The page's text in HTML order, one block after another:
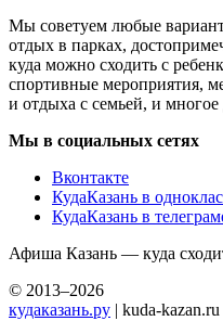
Мы советуем любые
отдых в парках,
куда можно сходить с
спортивные мероприятия,
и отдыха с семьей, и многое
Мы в социальных сетях
Вконтакте
КудаКазань в
КудаКазань в
Афиша Казань — куда
© 2013–2026
кудаказань.ру | kuda-kazan.ru